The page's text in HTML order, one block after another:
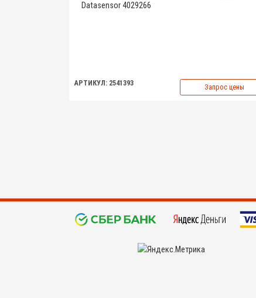
Datasensor 4029266
АРТИКУЛ: 2541393 Запрос цены